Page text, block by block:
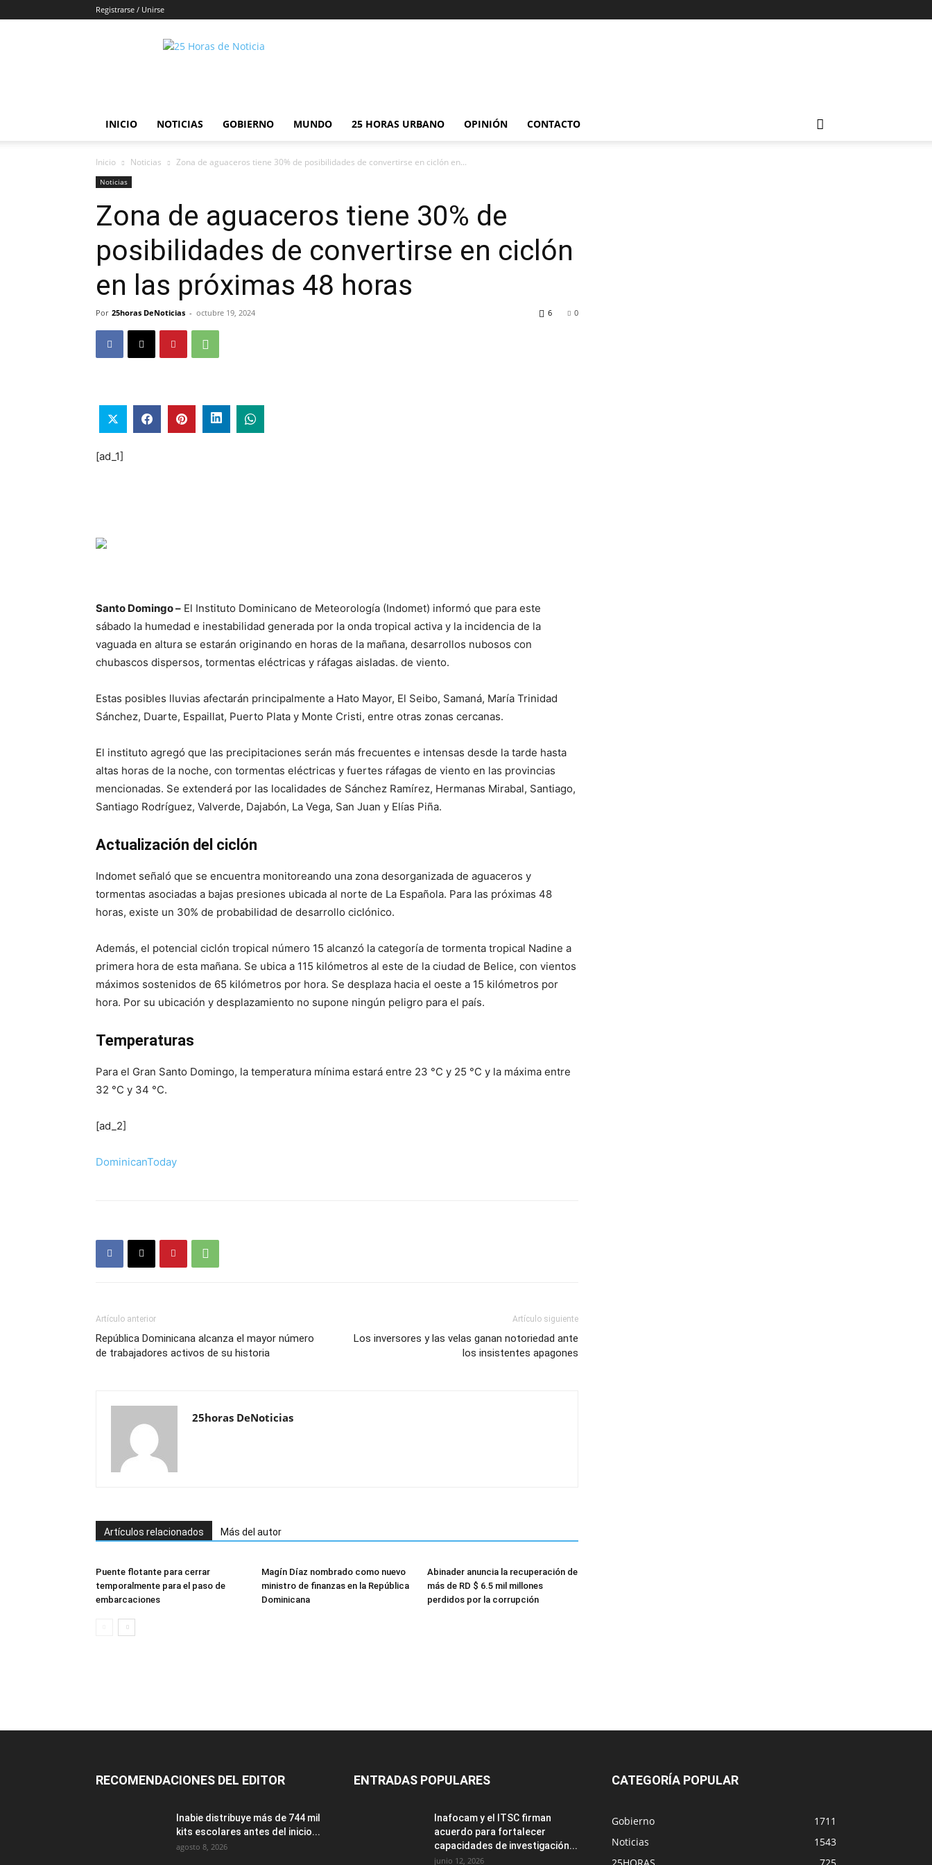
Registrarse / Unirse
25horasdenoticias
INICIO NOTICIAS GOBIERNO MUNDO 25 HORAS URBANO OPINIÓN CONTACTO
Inicio Noticias Zona de aguaceros tiene 30% de posibilidades de convertirse en ciclón en...
Noticias
Zona de aguaceros tiene 30% de
posibilidades de convertirse en ciclón
en las próximas 48 horas
Por 25horas DeNoticias - octubre 19, 2024 0
6
[ad_1]
Santo Domingo – El Instituto Dominicano de Meteorología (Indomet) informó que para este
sábado la humedad e inestabilidad generada por la onda tropical activa y la incidencia de la
vaguada en altura se estarán originando en horas de la mañana, desarrollos nubosos con
chubascos dispersos, tormentas eléctricas y ráfagas aisladas. de viento.
Estas posibles lluvias afectarán principalmente a Hato Mayor, El Seibo, Samaná, María Trinidad
Sánchez, Duarte, Espaillat, Puerto Plata y Monte Cristi, entre otras zonas cercanas.
El instituto agregó que las precipitaciones serán más frecuentes e intensas desde la tarde hasta
altas horas de la noche, con tormentas eléctricas y fuertes ráfagas de viento en las provincias
mencionadas. Se extenderá por las localidades de Sánchez Ramírez, Hermanas Mirabal, Santiago,
Santiago Rodríguez, Valverde, Dajabón, La Vega, San Juan y Elías Piña.
Actualización del ciclón
Indomet señaló que se encuentra monitoreando una zona desorganizada de aguaceros y
tormentas asociadas a bajas presiones ubicada al norte de La Española. Para las próximas 48
horas, existe un 30% de probabilidad de desarrollo ciclónico.
Además, el potencial ciclón tropical número 15 alcanzó la categoría de tormenta tropical Nadine a
primera hora de esta mañana. Se ubica a 115 kilómetros al este de la ciudad de Belice, con vientos
máximos sostenidos de 65 kilómetros por hora. Se desplaza hacia el oeste a 15 kilómetros por
hora. Por su ubicación y desplazamiento no supone ningún peligro para el país.
Temperaturas
Para el Gran Santo Domingo, la temperatura mínima estará entre 23 °C y 25 °C y la máxima entre
32 °C y 34 °C.
[ad_2]
DominicanToday
Artículo anterior
República Dominicana alcanza el mayor número
de trabajadores activos de su historia
Artículo siguiente
Los inversores y las velas ganan notoriedad ante
los insistentes apagones
25horas DeNoticias
Artículos relacionados Más del autor
Puente flotante para cerrar
temporalmente para el paso de
embarcaciones
Magín Díaz nombrado como nuevo
ministro de finanzas en la República
Dominicana
Abinader anuncia la recuperación de
más de RD $ 6.5 mil millones
perdidos por la corrupción
RECOMENDACIONES DEL EDITOR
Inabie distribuye más de 744 mil
kits escolares antes del inicio...
agosto 8, 2026
ENTRADAS POPULARES
Inafocam y el ITSC firman
acuerdo para fortalecer
capacidades de investigación...
junio 12, 2026
CATEGORÍA POPULAR
Gobierno
1711
Noticias
1543
25HORAS
725